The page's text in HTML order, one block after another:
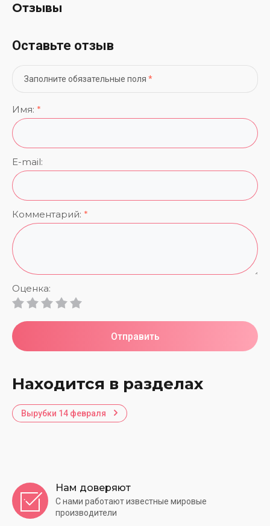
Отзывы
Оставьте отзыв
Заполните обязательные поля *
Имя: *
E-mail:
Комментарий: *
Оценка:
Отправить
Находится в разделах
Вырубки 14 февраля
Нам доверяют
С нами работают известные мировые
производители